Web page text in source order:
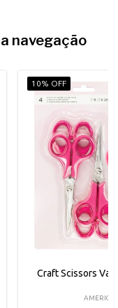
navegação
10% OFF
Craft Scissors